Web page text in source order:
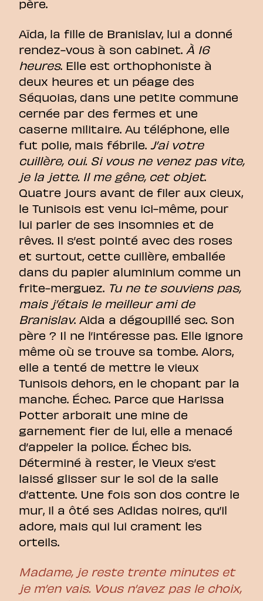
père.
Aïda, la fille de Branislav, lui a donné
rendez-vous à son cabinet. À 16
heures. Elle est orthophoniste à
deux heures et un péage des
Séquoias, dans une petite commune
cernée par des fermes et une
caserne militaire. Au téléphone, elle
fut polie, mais fébrile. J’ai votre
cuillère, oui. Si vous ne venez pas vite,
je la jette. Il me gêne, cet objet.
Quatre jours avant de filer aux cieux,
le Tunisois est venu ici-même, pour
lui parler de ses insomnies et de
rêves. Il s’est pointé avec des roses
et surtout, cette cuillère, emballée
dans du papier aluminium comme un
frite-merguez. Tu ne te souviens pas,
mais j’étais le meilleur ami de
Branislav. Aida a dégoupillé sec. Son
père ? Il ne l’intéresse pas. Elle ignore
même où se trouve sa tombe. Alors,
elle a tenté de mettre le vieux
Tunisois dehors, en le chopant par la
manche. Échec. Parce que Harissa
Potter arborait une mine de
garnement fier de lui, elle a menacé
d’appeler la police. Échec bis.
Déterminé à rester, le Vieux s’est
laissé glisser sur le sol de la salle
d’attente. Une fois son dos contre le
mur, il a ôté ses Adidas noires, qu’il
adore, mais qui lui crament les
orteils.
Madame, je reste trente minutes et
je m’en vais. Vous n’avez pas le choix,